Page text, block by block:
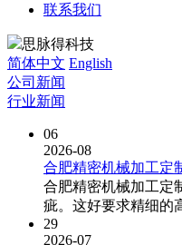
联系我们
思脉得科技
简体中文 English
公司新闻
行业新闻
06
2026-08
合肥精密机械加工定
合肥精密机械加工定
疵。这好要求精细的
29
2026-07